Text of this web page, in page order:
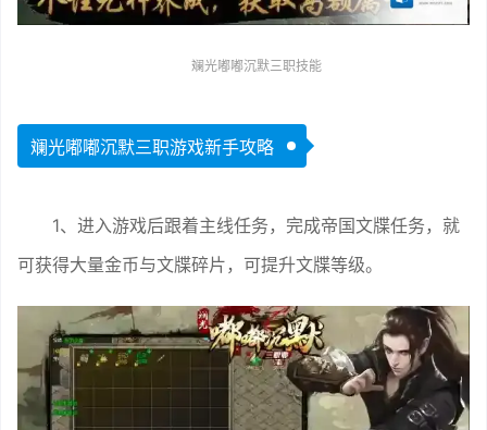
斓光嘟嘟沉默三职技能
斓光嘟嘟沉默三职游戏新手攻略
1、进入游戏后跟着主线任务，完成帝国文牒任务，就
可获得大量金币与文牒碎片，可提升文牒等级。